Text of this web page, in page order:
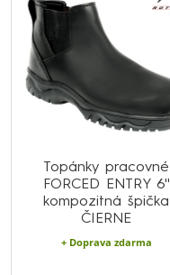
Topánky pracovné
FORCED ENTRY 6''
kompozitná špička
ČIERNE
+ Doprava zdarma